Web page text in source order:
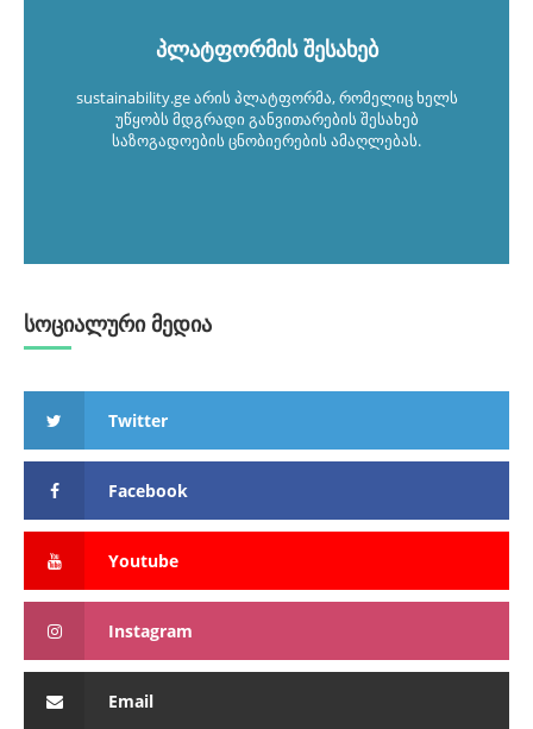
პლატფორმის შესახებ
sustainability.ge არის პლატფორმა, რომელიც ხელს
უწყობს მდგრადი განვითარების შესახებ
საზოგადოების ცნობიერების ამაღლებას.
სოციალური მედია
Twitter
Facebook
Youtube
Instagram
Email